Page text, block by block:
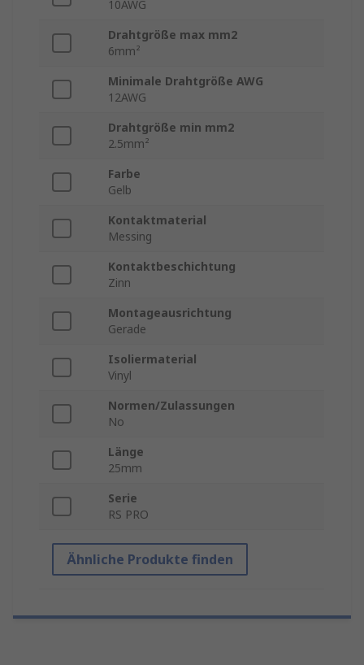
10AWG
Drahtgröße max mm2
6mm²
Minimale Drahtgröße AWG
12AWG
Drahtgröße min mm2
2.5mm²
Farbe
Gelb
Kontaktmaterial
Messing
Kontaktbeschichtung
Zinn
Montageausrichtung
Gerade
Isoliermaterial
Vinyl
Normen/Zulassungen
No
Länge
25mm
Serie
RS PRO
Ähnliche Produkte finden